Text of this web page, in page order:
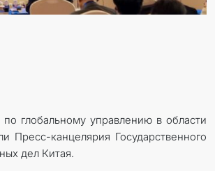
глобальному управлению в области
Пресс-канцелярия Государственного
дел Китая.